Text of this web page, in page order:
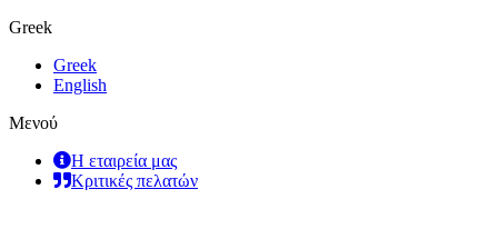
Greek
Greek
English
Μενού
Η εταιρεία μας
Κριτικές πελατών